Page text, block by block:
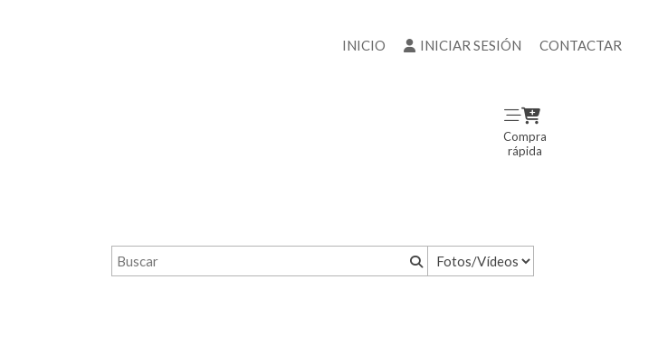
INICIO INICIAR SESIÓN CONTACTAR
Compra
rápida